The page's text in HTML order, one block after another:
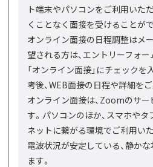
ト端末やパソコンをご利用いた
くことなく面接を受けることが
オンライン面接の日程調整はメ
望される方は、エントリーフォー
「オンライン面接」にチェック
考後、WEB面接の日程や詳細をご
オンライン面接は、Zoomのサ
す。パソコンのほか、スマホや
ネットに繋がる環境でご利用い
電波状況が安定している、静か
ます。